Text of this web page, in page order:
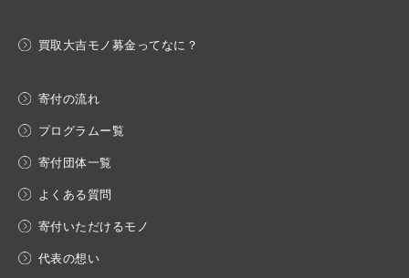
買取大吉モノ募金ってなに？
寄付の流れ
プログラムー覧
寄付団体一覧
よくある質問
寄付いただけるモノ
代表の想い